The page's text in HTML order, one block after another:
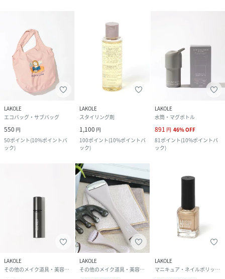
LAKOLE
エコバッグ・サブバッグ
550 円
50ポイント(10%ポイントバ
ック)
LAKOLE
スタイリング剤
1,100 円
100ポイント(10%ポイントバ
ック)
LAKOLE
水筒・マグボトル
891 円 46%OFF
81ポイント(10%ポイントバ
ック)
LAKOLE
その他のメイク道具・美容器具
LAKOLE
その他のメイク道具・美容器具
LAKOLE
マニキュア・ネイルポリッシュ